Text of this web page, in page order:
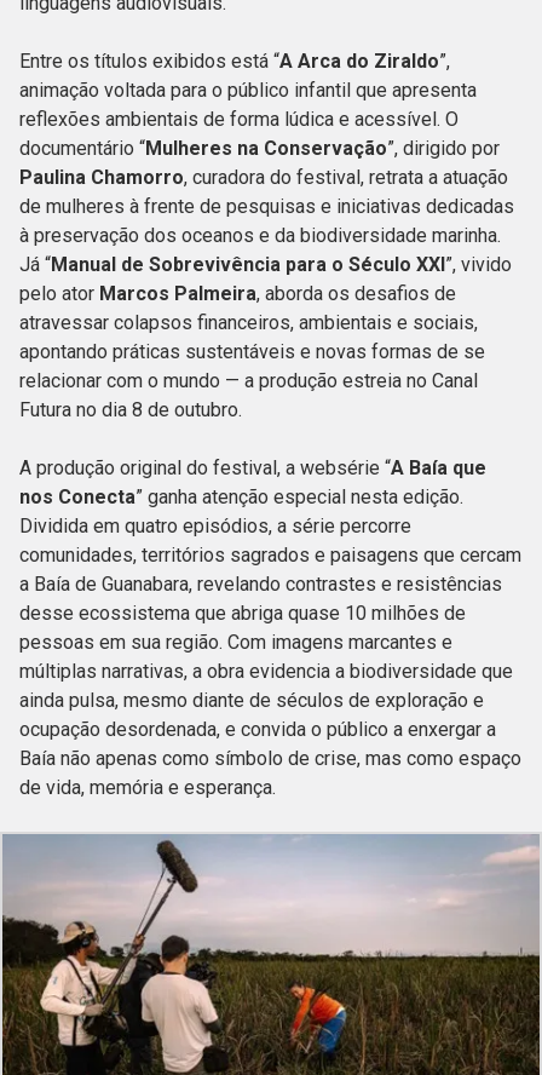
Entre os títulos exibidos está “A Arca do Ziraldo”,
animação voltada para o público infantil que apresenta
reflexões ambientais de forma lúdica e acessível. O
documentário “Mulheres na Conservação”, dirigido por
Paulina Chamorro, curadora do festival, retrata a atuação
de mulheres à frente de pesquisas e iniciativas dedicadas
à preservação dos oceanos e da biodiversidade marinha.
Já “Manual de Sobrevivência para o Século XXI ”, vivido
pelo ator Marcos Palmeira, aborda os desafios de
atravessar colapsos financeiros, ambientais e sociais,
apontando práticas sustentáveis e novas formas de se
relacionar com o mundo — a produção estreia no Canal
Futura no dia 8 de outubro.
A produção original do festival, a websérie “A Baía que
nos Conecta” ganha atenção especial nesta edição.
Dividida em quatro episódios, a série percorre
comunidades, territórios sagrados e paisagens que cercam
a Baía de Guanabara, revelando contrastes e resistências
desse ecossistema que abriga quase 10 milhões de
pessoas em sua região. Com imagens marcantes e
múltiplas narrativas, a obra evidencia a biodiversidade que
ainda pulsa, mesmo diante de séculos de exploração e
ocupação desordenada, e convida o público a enxergar a
Baía não apenas como símbolo de crise, mas como espaço
de vida, memória e esperança.